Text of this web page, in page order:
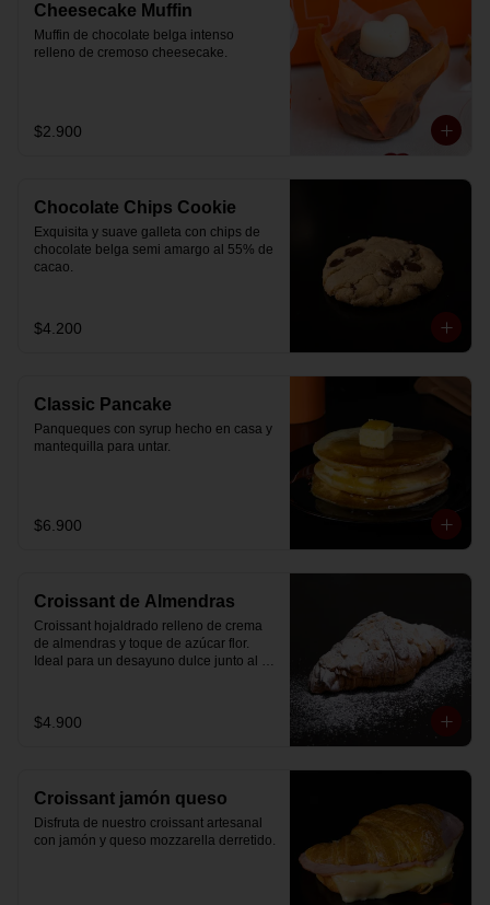
Cheesecake Muffin
Muffin de chocolate belga intenso
relleno de cremoso cheesecake.
$2.900
Chocolate Chips Cookie
Exquisita y suave galleta con chips de
chocolate belga semi amargo al 55% de
cacao.
$4.200
Classic Pancake
Panqueques con syrup hecho en casa y
mantequilla para untar.
$6.900
Croissant de Almendras
Croissant hojaldrado relleno de crema
de almendras y toque de azúcar flor.
Ideal para un desayuno dulce junto al
$4.900
Croissant jamón queso
Disfruta de nuestro croissant artesanal
con jamón y queso mozzarella derretido.